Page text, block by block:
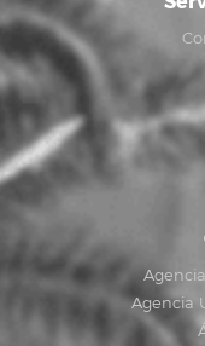
Agencia